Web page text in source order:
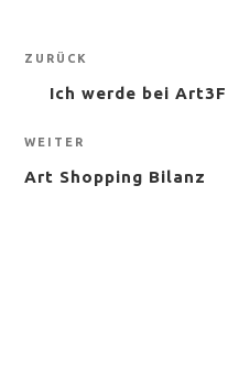
Beitragsnavigation
Vorheriger
Beitrag
ZURÜCK
Ich werde bei
Nächster
Beitrag
WEITER
Art Shopping Bilanz